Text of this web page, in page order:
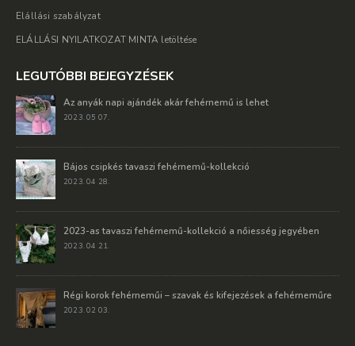
Elállási szabályzat
ELÁLLÁSI NYILATKOZAT MINTA letöltése
LEGUTÓBBI BEJEGYZÉSEK
Az anyák napi ajándék akár fehérnemű is lehet
2023. 05 07.
Bájos csipkés tavaszi fehérnemű-kollekció
2023. 04 28.
2023-as tavaszi fehérnemű-kollekció a nőiesség jegyében
2023. 04 21.
Régi korok fehérneműi – szavak és kifejezések a fehérneműre
2023. 02 03.